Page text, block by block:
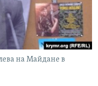
на Майдане в